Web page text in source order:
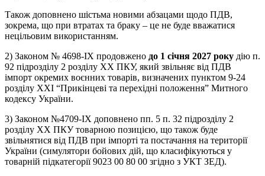
Також доповнено шістьма новими абзацами щодо ПДВ,
зокрема, що при втратах та браку – це не буде вважатися
нецільовим використанням.
2) Законом № 4698-IX продовжено до 1 січня 2027 року дію п.
92 підрозділу 2 розділу ХХ ПКУ, який звільняє від ПДВ
імпорт окремих воєнних товарів, визначених пунктом 9-24
розділу XXI “Прикінцеві та перехідні положення” Митного
кодексу України.
3) Законом №4709-IX доповнено пп. 5 п. 32 підрозділу 2
розділу ХХ ПКУ товарною позицією, що також буде
звільнятися від ПДВ при імпорті та постачання на території
України (симулятори бойових дій, що класифікуються у
товарній підкатегорії 9023 00 80 00 згідно з УКТ ЗЕД).